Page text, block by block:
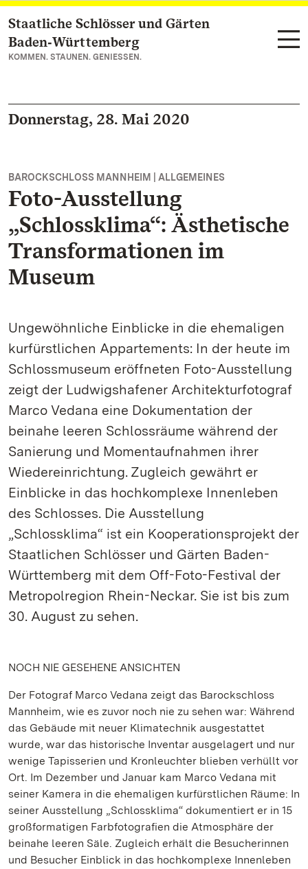
Zum Hauptinhalt springen
Staatliche Schlösser und Gärten
Baden‑Württemberg
KOMMEN. STAUNEN. GENIESSEN.
Donnerstag, 28. Mai 2020
BAROCKSCHLOSS MANNHEIM | ALLGEMEINES
Foto-Ausstellung
„Schlossklima“: Ästhetische
Transformationen im
Museum
Ungewöhnliche Einblicke in die ehemaligen
kurfürstlichen Appartements: In der heute im
Schlossmuseum eröffneten Foto-Ausstellung
zeigt der Ludwigshafener Architekturfotograf
Marco Vedana eine Dokumentation der
beinahe leeren Schlossräume während der
Sanierung und Momentaufnahmen ihrer
Wiedereinrichtung. Zugleich gewährt er
Einblicke in das hochkomplexe Innenleben
des Schlosses. Die Ausstellung
„Schlossklima“ ist ein Kooperationsprojekt der
Staatlichen Schlösser und Gärten Baden-
Württemberg mit dem Off-Foto-Festival der
Metropolregion Rhein-Neckar. Sie ist bis zum
30. August zu sehen.
NOCH NIE GESEHENE ANSICHTEN
Der Fotograf Marco Vedana zeigt das Barockschloss
Mannheim, wie es zuvor noch nie zu sehen war: Während
das Gebäude mit neuer Klimatechnik ausgestattet
wurde, war das historische Inventar ausgelagert und nur
wenige Tapisserien und Kronleuchter blieben verhüllt vor
Ort. Im Dezember und Januar kam Marco Vedana mit
seiner Kamera in die ehemaligen kurfürstlichen Räume: In
seiner Ausstellung „Schlossklima“ dokumentiert er in 15
großformatigen Farbfotografien die Atmosphäre der
beinahe leeren Säle. Zugleich erhält die Besucherinnen
und Besucher Einblick in das hochkomplexe Innenleben